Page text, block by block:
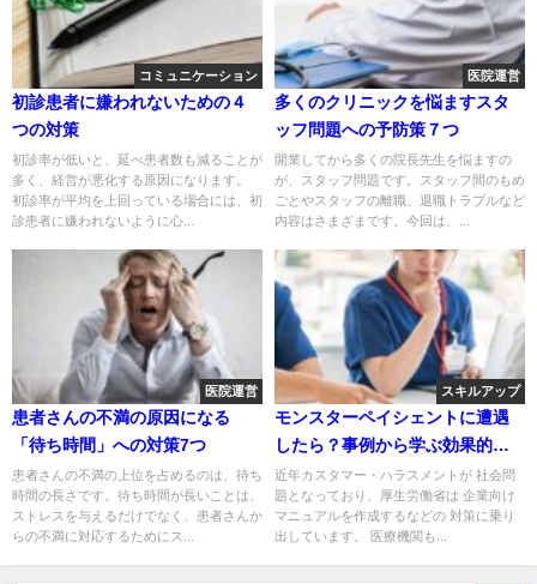
コミュニケーション
初診患者に嫌われないための４
つの対策
初診率が低いと、延べ患者数も減ることが
多く、経営が悪化する原因になります。
初診率が平均を上回っている場合には、初
診患者に嫌われないように心...
医院運営
多くのクリニックを悩ますスタ
ッフ問題への予防策７つ
開業してから多くの院長先生を悩ますの
が、スタッフ問題です。スタッフ間のもめ
ごとやスタッフの離職、退職トラブルなど
内容はさまざまです。今回は、...
医院運営
患者さんの不満の原因になる
「待ち時間」への対策7つ
患者さんの不満の上位を占めるのは、待ち
時間の長さです。待ち時間が長いことは、
ストレスを与えるだけでなく、患者さんか
らの不満に対応するためにス...
スキルアップ
モンスターペイシェントに遭遇
したら？事例から学ぶ効果的な
対処法
近年カスタマー・ハラスメントが 社会問
題となっており、厚生労働省は 企業向け
マニュアルを作成するなどの 対策に乗り
出しています。 医療機関も...